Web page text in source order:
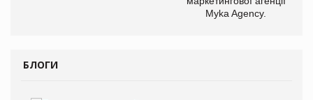
Myka Agency.
БЛОГИ